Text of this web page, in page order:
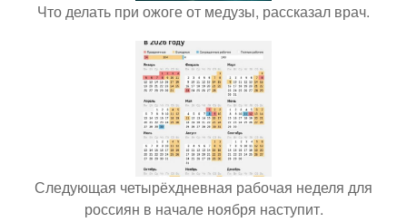
Что делать при ожоге от медузы, рассказал врач.
Следующая четырёхдневная рабочая неделя для
россиян в начале ноября наступит.